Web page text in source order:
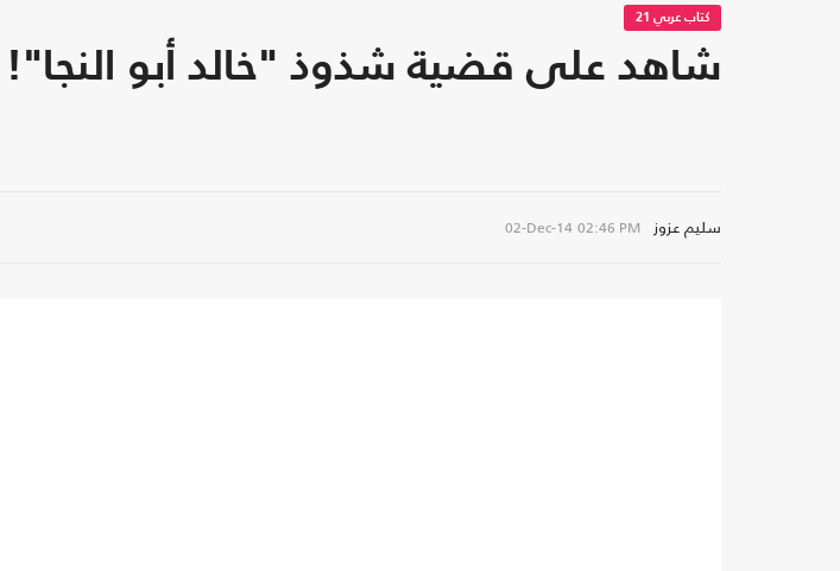
كتاب عربي 21
شاهد على قضية شذوذ "خالد أبو النجا"!
سليم عزوز 02-Dec-14 02:46 PM